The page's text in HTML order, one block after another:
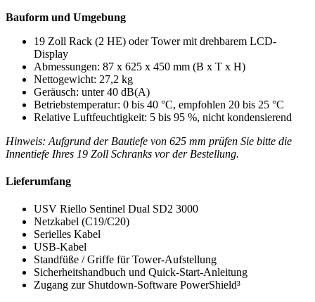
Bauform und Umgebung
19 Zoll Rack (2 HE) oder Tower mit drehbarem LCD-
Display
Abmessungen: 87 x 625 x 450 mm (B x T x H)
Nettogewicht: 27,2 kg
Geräusch: unter 40 dB(A)
Betriebstemperatur: 0 bis 40 °C, empfohlen 20 bis 25 °C
Relative Luftfeuchtigkeit: 5 bis 95 %, nicht kondensierend
Hinweis: Aufgrund der Bautiefe von 625 mm prüfen Sie bitte die
Innentiefe Ihres 19 Zoll Schranks vor der Bestellung.
Lieferumfang
USV Riello Sentinel Dual SD2 3000
Netzkabel (C19/C20)
Serielles Kabel
USB-Kabel
Standfüße / Griffe für Tower-Aufstellung
Sicherheitshandbuch und Quick-Start-Anleitung
Zugang zur Shutdown-Software PowerShield³